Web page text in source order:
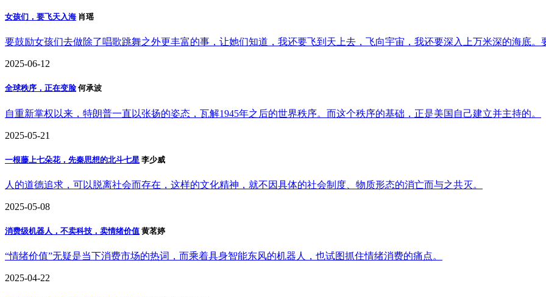
女孩们，要飞天入海 肖瑶
要鼓励女孩们去做除了唱歌跳舞之外更丰富的事，让她们知道，我还要飞到天上去，飞向宇宙，我还要深入上万米深的海底。
2025-06-12
全球秩序，正在变脸 何承波
自重新掌权以来，特朗普一直以张扬的姿态，瓦解1945年之后的世界秩序。而这个秩序的基础，正是美国自己建立并主持的。
2025-05-21
一根藤上七朵花，先秦思想的北斗七星 李少威
人的道德追求，可以脱离社会而存在，这样的文化精神，就不因具体的社会制度、物质形态的消亡而与之共灭。
2025-05-08
消费级机器人，不卖科技，卖情绪价值 黄茗婷
“情绪价值”无疑是当下消费市场的热词，而乘着具身智能东风的机器人，也试图抓住情绪消费的痛点。
2025-04-22